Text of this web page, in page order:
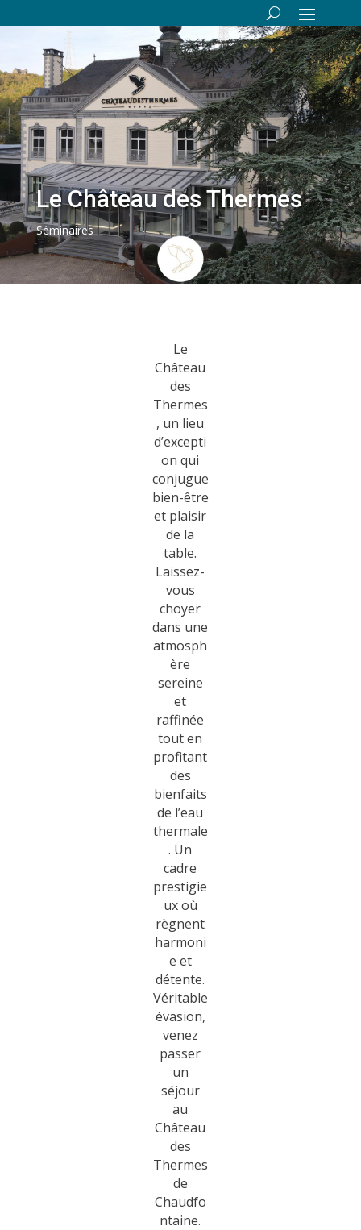
Le Château des Thermes
Séminaires
Le
Château
des
Thermes
, un lieu
d’excepti
on qui
conjugue
bien-être
et plaisir
de la
table.
Laissez-
vous
choyer
dans une
atmosph
ère
sereine
et
raffinée
tout en
profitant
des
bienfaits
de l’eau
thermale
. Un
cadre
prestigie
ux où
règnent
harmoni
e et
détente.
Véritable
évasion,
venez
passer
un
séjour
au
Château
des
Thermes
de
Chaudfo
ntaine.